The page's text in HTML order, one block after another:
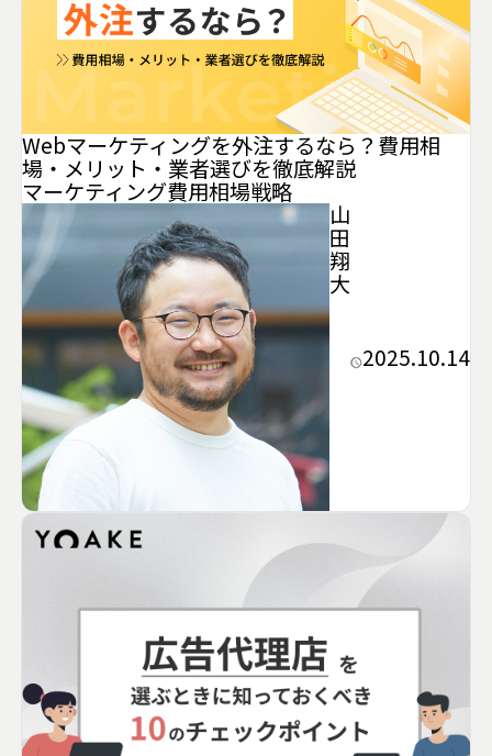
Webマーケティングを外注するなら？費用相
場・メリット・業者選びを徹底解説
マーケティング費用相場戦略
山
田
翔
大
2025.10.14